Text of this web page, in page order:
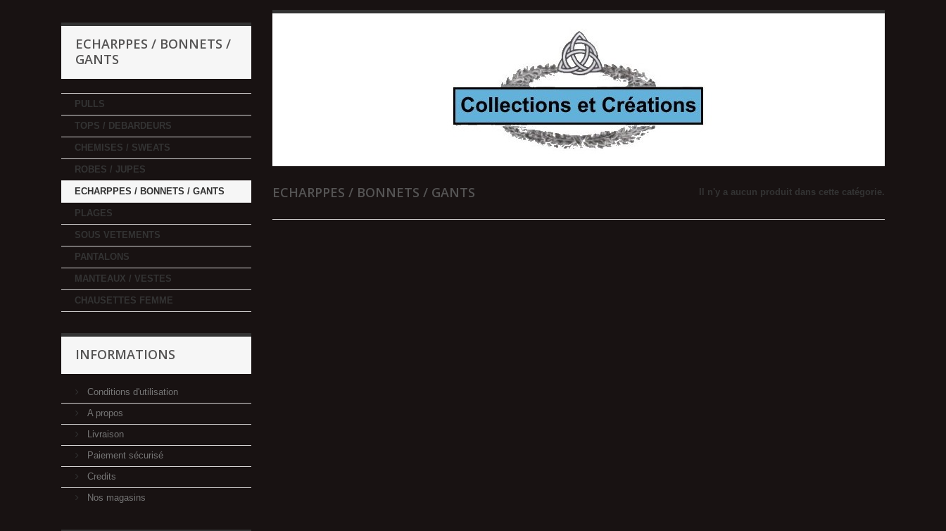
ECHARPPES / BONNETS /
GANTS
PULLS
TOPS / DEBARDEURS
CHEMISES / SWEATS
ROBES / JUPES
ECHARPPES / BONNETS / GANTS
PLAGES
SOUS VETEMENTS
PANTALONS
MANTEAUX / VESTES
CHAUSETTES FEMME
INFORMATIONS
Conditions d'utilisation
A propos
Livraison
Paiement sécurisé
Credits
Nos magasins
ECHARPPES / BONNETS / GANTS Il n'y a aucun produit dans cette catégorie.